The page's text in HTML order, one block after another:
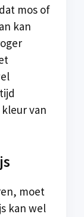
mos of
kan
van
moet
kan wel